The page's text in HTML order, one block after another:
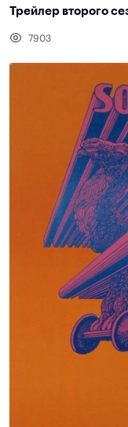
Трейлер второго
7903